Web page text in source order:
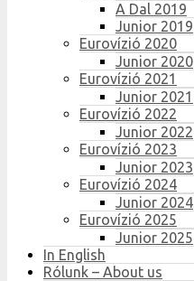
A Dal 2019
Junior 2019
Eurovízió 2020
Junior 2020
Eurovízió 2021
Junior 2021
Eurovízió 2022
Junior 2022
Eurovízió 2023
Junior 2023
Eurovízió 2024
Junior 2024
Eurovízió 2025
Junior 2025
In English
Rólunk – About us